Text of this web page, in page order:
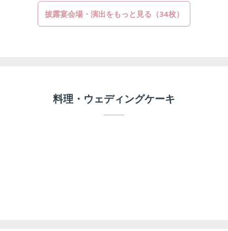
披露宴会場・演出をもっと見る（34枚）
料理・ウェディングケーキ